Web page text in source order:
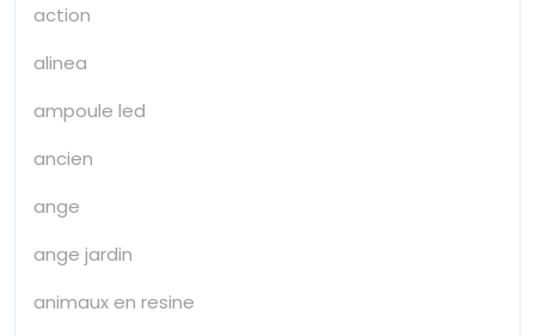
action
alinea
ampoule led
ancien
ange
ange jardin
animaux en resine